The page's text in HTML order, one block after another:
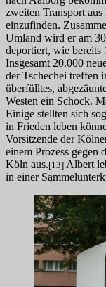
zweiten Transport
einzufinden.
Umland wird er am
deportiert, wie bereits
Insgesamt 20.000
der Tschechei treffen
überfülltes,
Westen ein Schock.
Einige stellten sich
in Frieden leben
Vorsitzende der
einem Prozess gegen
Köln aus.[13] Albert
in einer